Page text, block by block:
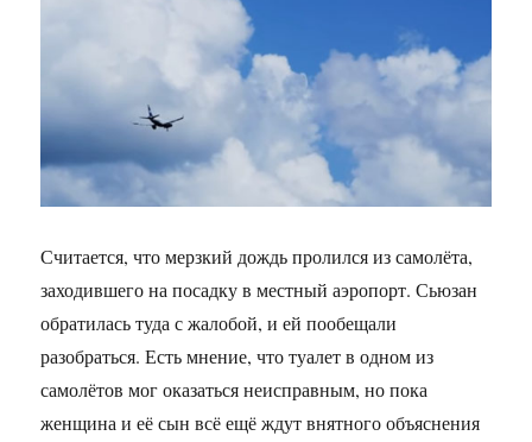
Считается, что мерзкий дождь пролился из самолёта,
заходившего на посадку в местный аэропорт. Сьюзан
обратилась туда с жалобой, и ей пообещали
разобраться. Есть мнение, что туалет в одном из
самолётов мог оказаться неисправным, но пока
женщина и её сын всё ещё ждут внятного объяснения